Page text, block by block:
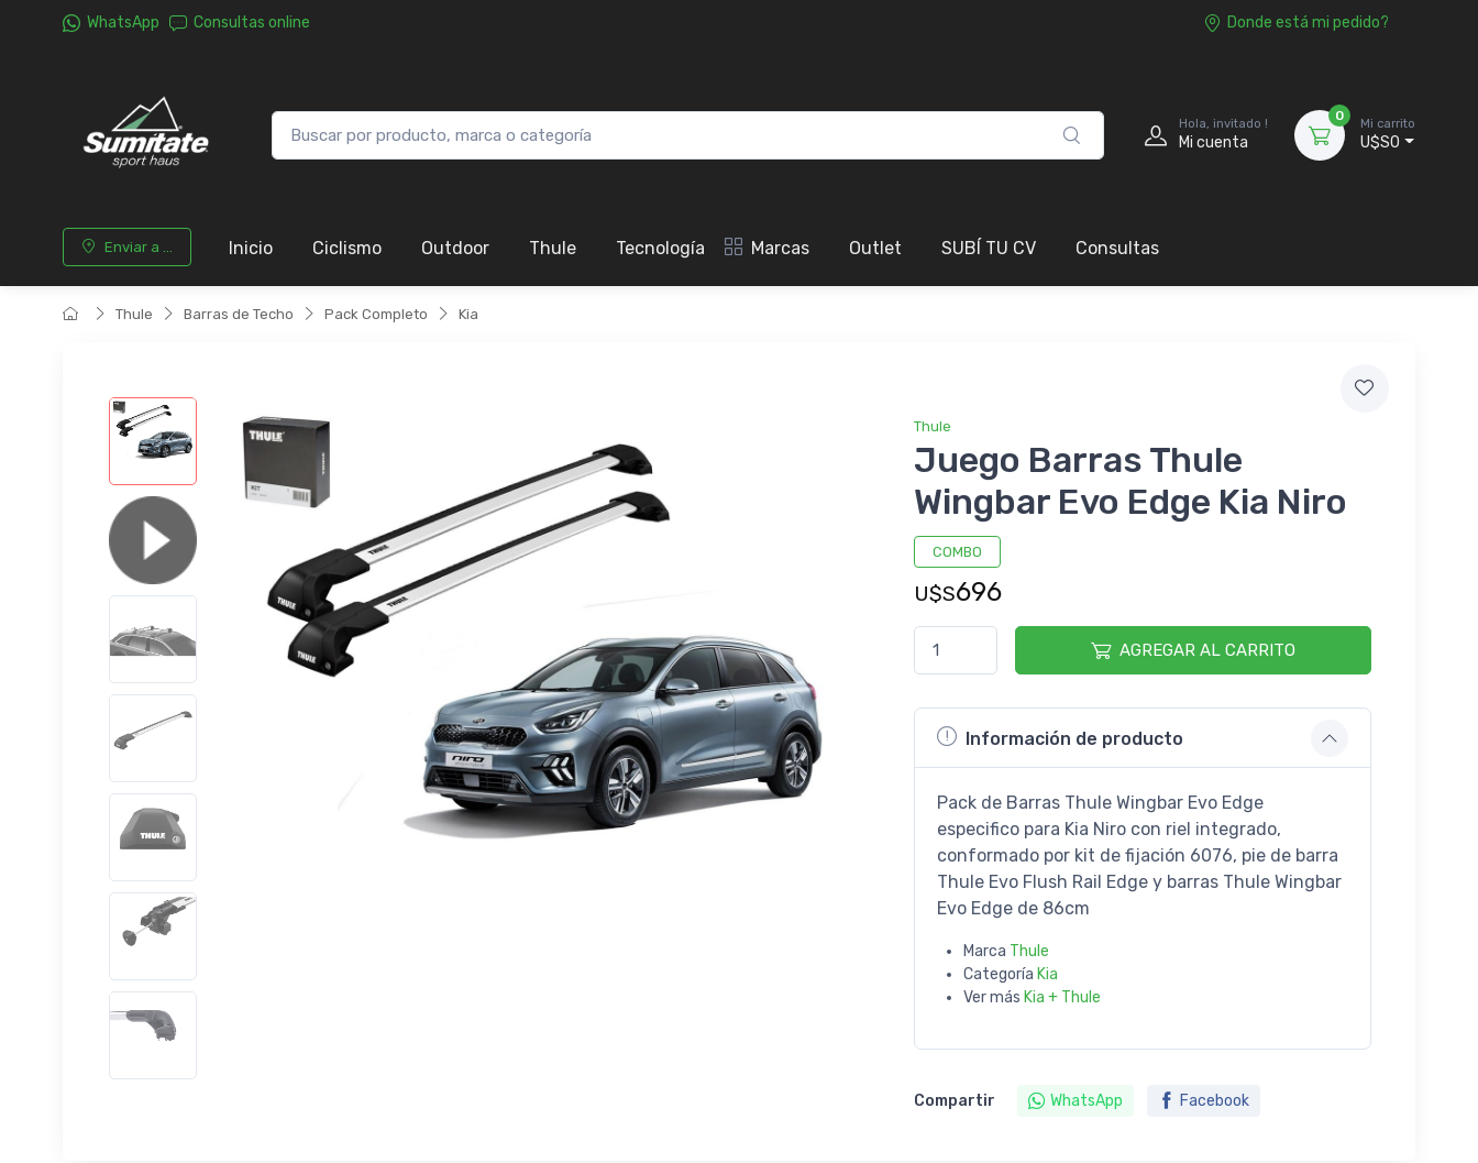
WhatsApp Consultas online Donde está mi pedido?
Hola, invitado !
Mi cuenta
0
Mi carrito
U$S0
Enviar a ... Inicio Ciclismo Outdoor Thule Tecnología Marcas Outlet SUBÍ TU CV Consultas
Thule Barras de Techo Pack Completo Kia
Thule
Juego Barras Thule
Wingbar Evo Edge Kia Niro
COMBO
U$S696
AGREGAR AL CARRITO
Información de producto
Pack de Barras Thule Wingbar Evo Edge
especifico para Kia Niro con riel integrado,
conformado por kit de fijación 6076, pie de barra
Thule Evo Flush Rail Edge y barras Thule Wingbar
Evo Edge de 86cm
Marca Thule
Categoría Kia
Ver más Kia + Thule
Compartir WhatsApp Facebook